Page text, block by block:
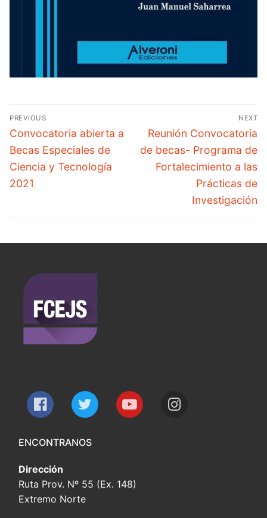
PREVIOUS
Convocatoria abierta a
Becas Especiales de
Ciencia y Tecnología
2021
NEXT
Reunión Convocatoria
de becas- Programa de
Fortalecimiento a las
Prácticas de
Investigación
ENCONTRANOS
Dirección
Ruta Prov. Nº 55 (Ex. 148)
Extremo Norte